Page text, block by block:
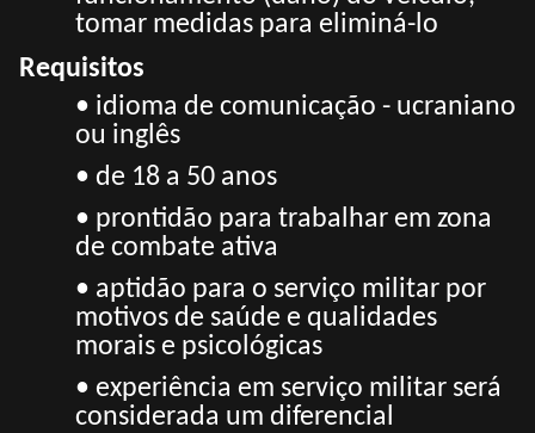
tomar medidas para eliminá-lo
Requisitos
• idioma de comunicação - ucraniano
ou inglês
• de 18 a 50 anos
• prontidão para trabalhar em zona
de combate ativa
• aptidão para o serviço militar por
motivos de saúde e qualidades
morais e psicológicas
• experiência em serviço militar será
considerada um diferencial